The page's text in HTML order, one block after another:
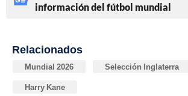
información del fútbol mundial
Relacionados
Mundial 2026 Selección Inglaterra
Harry Kane